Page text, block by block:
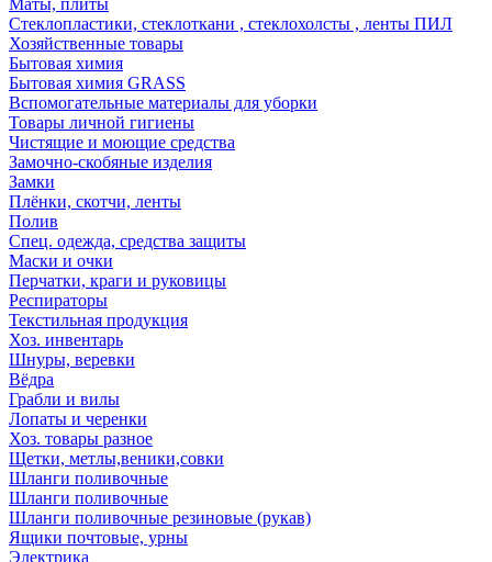
Маты, плиты
Стеклопластики, стеклоткани , стеклохолсты , ленты ПИЛ
Хозяйственные товары
Бытовая химия
Бытовая химия GRASS
Вспомогательные материалы для уборки
Товары личной гигиены
Чистящие и моющие средства
Замочно-скобяные изделия
Замки
Плёнки, скотчи, ленты
Полив
Спец. одежда, средства защиты
Маски и очки
Перчатки, краги и руковицы
Респираторы
Текстильная продукция
Хоз. инвентарь
Шнуры, веревки
Вёдра
Грабли и вилы
Лопаты и черенки
Хоз. товары разное
Щетки, метлы,веники,совки
Шланги поливочные
Шланги поливочные
Шланги поливочные резиновые (рукав)
Ящики почтовые, урны
Электрика